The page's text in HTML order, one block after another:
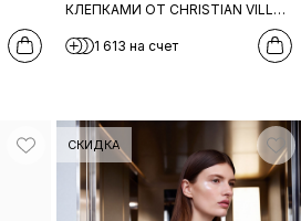
КЛЕПКАМИ ОТ CHRISTIAN VILLA
ИЗ ЗАМШИ ТАБАЧНОГО ЦВЕТА
1 613 на счет
СКИДКА